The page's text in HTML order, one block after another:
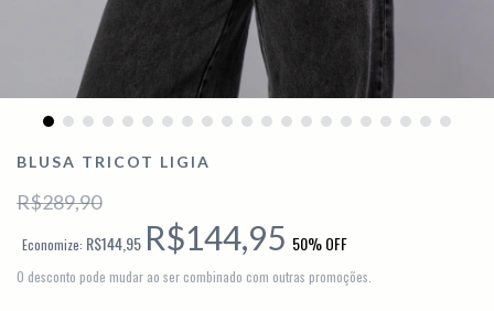
BLUSA TRICOT LIGIA
R$289,90
Economize: R$144,95 R$144,95 50% OFF
O desconto pode mudar ao ser combinado com outras promoções.